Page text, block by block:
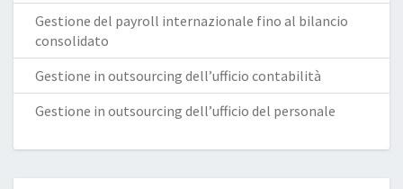
Gestione del payroll internazionale fino al bilancio
consolidato
Gestione in outsourcing dell’ufficio contabilità
Gestione in outsourcing dell’ufficio del personale